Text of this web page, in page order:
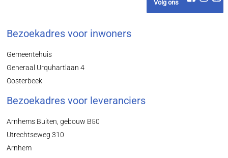
Volg ons
Bezoekadres voor inwoners
Gemeentehuis
Generaal Urquhartlaan 4
Oosterbeek
Bezoekadres voor leveranciers
Arnhems Buiten, gebouw B50
Utrechtseweg 310
Arnhem